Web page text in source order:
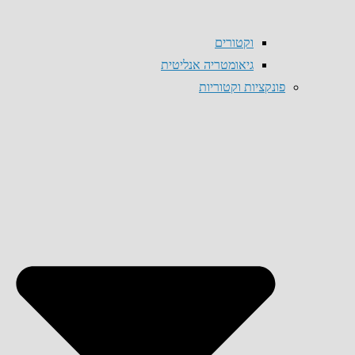
וקטורים
גיאומטריה אנליטית
פונקציות וקטוריות